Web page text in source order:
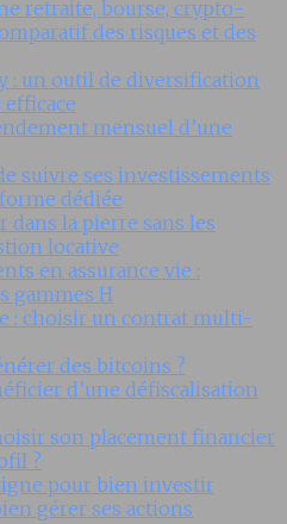
retraite, bourse, crypto-
des risques et des
: un outil de diversification
mensuel d’une
suivre ses investissements
dédiée
dans la pierre sans les
locative
en assurance vie :
gammes H
: choisir un contrat multi-
des bitcoins ?
d’une défiscalisation
son placement financier
?
pour bien investir
gérer ses actions